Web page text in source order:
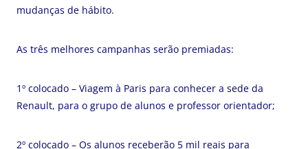
mudanças de hábito.
As três melhores campanhas serão premiadas:
1º colocado – Viagem à Paris para conhecer a sede da
Renault, para o grupo de alunos e professor orientador;
2º colocado – Os alunos receberão 5 mil reais para